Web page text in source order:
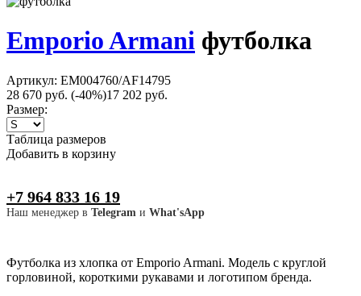
Emporio Armani футболка
Артикул: EM004760/AF14795
28 670 руб. (-40%)17 202 руб.
Размер:
Таблица размеров
Добавить в корзину
+7 964 833 16 19
Наш менеджер в Telegram и What'sApp
Футболка из хлопка от Emporio Armani. Модель с круглой
горловиной, короткими рукавами и логотипом бренда.